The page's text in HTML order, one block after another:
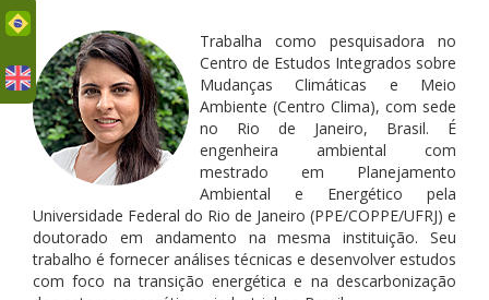
Trabalha como pesquisadora no
Centro de Estudos Integrados sobre
Mudanças Climáticas e Meio
Ambiente (Centro Clima), com sede
no Rio de Janeiro, Brasil. É
engenheira ambiental com
mestrado em Planejamento
Ambiental e Energético pela
Universidade Federal do Rio de Janeiro (PPE/COPPE/UFRJ) e
doutorado em andamento na mesma instituição. Seu
trabalho é fornecer análises técnicas e desenvolver estudos
com foco na transição energética e na descarbonização